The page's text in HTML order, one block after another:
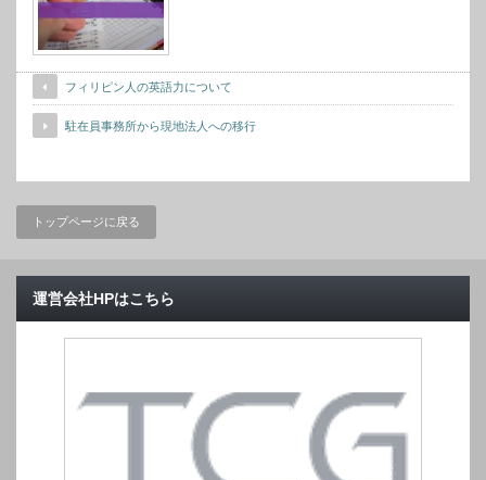
フィリピン人の英語力について
駐在員事務所から現地法人への移行
トップページに戻る
運営会社HPはこちら